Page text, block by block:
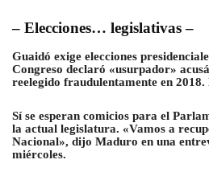
– Elecciones… legislativas –
Guaidó exige elecciones
Congreso declaró «usurpador»
reelegido fraudulentamente en
Sí se esperan comicios para el
la actual legislatura. «Vamos a
Nacional», dijo Maduro en una
miércoles.